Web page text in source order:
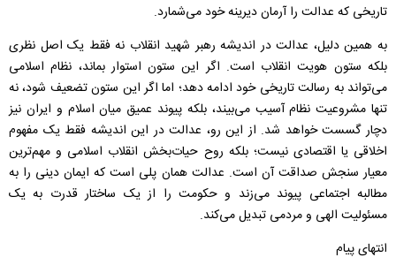
تاریخی که عدالت را آرمان دیرینه خود می‌شمارد.
به همین دلیل، عدالت در اندیشه رهبر شهید انقلاب نه فقط یک اصل نظری
بلکه ستون هویت انقلاب است. اگر این ستون استوار بماند، نظام اسلامی
می‌تواند به رسالت تاریخی خود ادامه دهد؛ اما اگر این ستون تضعیف شود، نه
تنها مشروعیت نظام آسیب می‌بیند، بلکه پیوند عمیق میان اسلام و ایران نیز
دچار گسست خواهد شد. از این رو، عدالت در این اندیشه فقط یک مفهوم
اخلاقی یا اقتصادی نیست؛ بلکه روح حیات‌بخش انقلاب اسلامی و مهم‌ترین
معیار سنجش صداقت آن است. عدالت همان پلی است که ایمان دینی را به
مطالبه اجتماعی پیوند می‌زند و حکومت را از یک ساختار قدرت به یک
مسئولیت الهی و مردمی تبدیل می‌کند.
انتهای پیام